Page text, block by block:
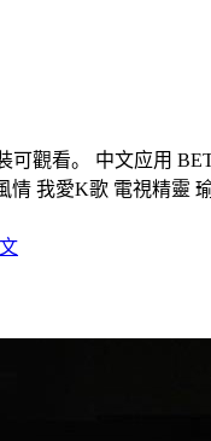
觀看。 中文应用
我愛K歌 電視精靈